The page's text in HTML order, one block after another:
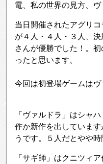
電、私の世界の見方、ヴ
当日開催されたアグリ
が４人・４人・３人、
さんが優勝でした！。
ったと思います。
今回は初登場ゲームはヴ
「ヴァルドラ」はシャ
作か新作を出していま
うです。５人だとやや
「サギ師」はクニツィ